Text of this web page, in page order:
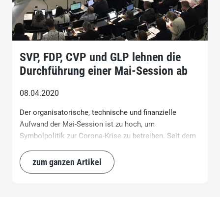
SVP, FDP, CVP und GLP lehnen die
Durchführung einer Mai-Session ab
08.04.2020
Der organisatorische, technische und finanzielle
Aufwand der Mai-Session ist zu hoch, um
Symbolpolitik zur Corona-Krise zu betreiben. Seit dem
Kantonsrates hat sich die Ausgangslage nicht
verändert.
zum ganzen Artikel